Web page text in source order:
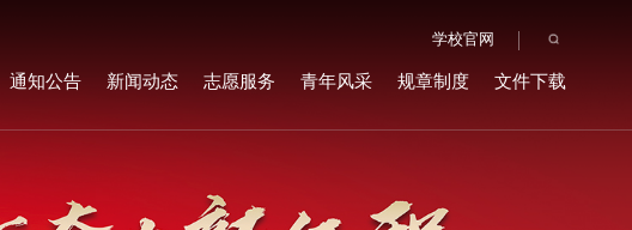
学校官网
通知公告 新闻动态 志愿服务 青年风采 规章制度 文件下载